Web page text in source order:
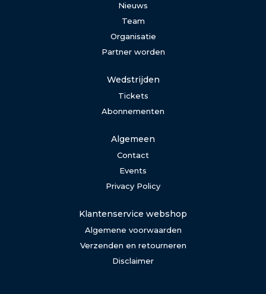
Nieuws
Team
Organisatie
Partner worden
Wedstrijden
Tickets
Abonnementen
Algemeen
Contact
Events
Privacy Policy
Klantenservice webshop
Algemene voorwaarden
Verzenden en retourneren
Disclaimer